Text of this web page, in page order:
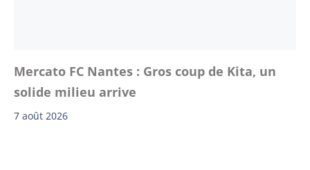
Mercato FC Nantes : Gros coup de Kita, un
solide milieu arrive
7 août 2026